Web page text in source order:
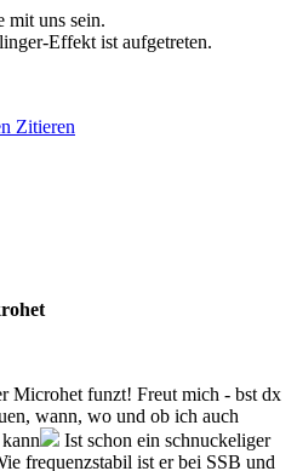
mit uns sein.
Effekt ist aufgetreten.
Zitieren
Microhet funzt! Freut mich - bst dx
wann, wo und ob ich auch
Ist schon ein schnuckeliger
frequenzstabil ist er bei SSB und